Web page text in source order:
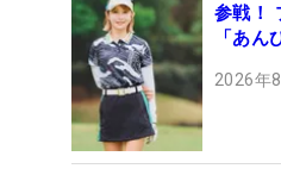
参戦！
「あん
2026年